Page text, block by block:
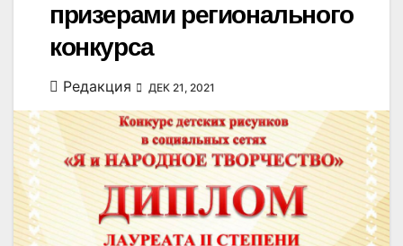
призерами регионального
конкурса
Редакция ДЕК 21, 2021